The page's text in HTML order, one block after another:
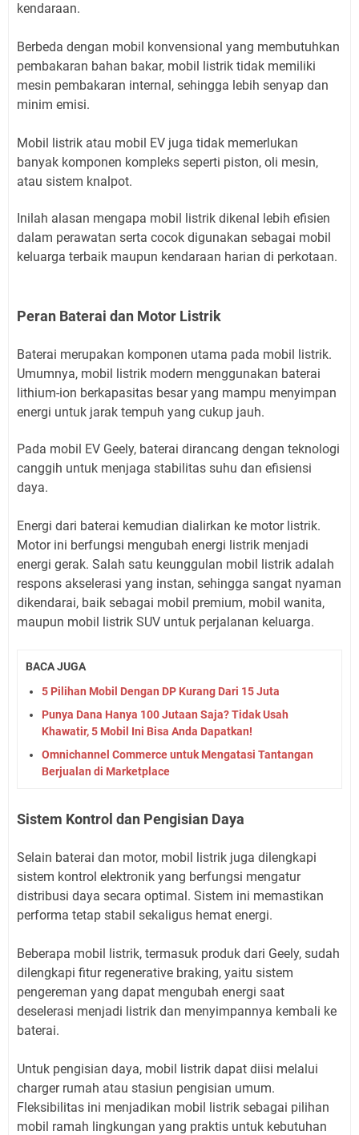
kendaraan.
Berbeda dengan mobil konvensional yang membutuhkan
pembakaran bahan bakar, mobil listrik tidak memiliki
mesin pembakaran internal, sehingga lebih senyap dan
minim emisi.
Mobil listrik atau mobil EV juga tidak memerlukan
banyak komponen kompleks seperti piston, oli mesin,
atau sistem knalpot.
Inilah alasan mengapa mobil listrik dikenal lebih efisien
dalam perawatan serta cocok digunakan sebagai mobil
keluarga terbaik maupun kendaraan harian di perkotaan.
Peran Baterai dan Motor Listrik
Baterai merupakan komponen utama pada mobil listrik.
Umumnya, mobil listrik modern menggunakan baterai
lithium-ion berkapasitas besar yang mampu menyimpan
energi untuk jarak tempuh yang cukup jauh.
Pada mobil EV Geely, baterai dirancang dengan teknologi
canggih untuk menjaga stabilitas suhu dan efisiensi
daya.
Energi dari baterai kemudian dialirkan ke motor listrik.
Motor ini berfungsi mengubah energi listrik menjadi
energi gerak. Salah satu keunggulan mobil listrik adalah
respons akselerasi yang instan, sehingga sangat nyaman
dikendarai, baik sebagai mobil premium, mobil wanita,
maupun mobil listrik SUV untuk perjalanan keluarga.
BACA JUGA
5 Pilihan Mobil Dengan DP Kurang Dari 15 Juta
Punya Dana Hanya 100 Jutaan Saja? Tidak Usah
Khawatir, 5 Mobil Ini Bisa Anda Dapatkan!
Omnichannel Commerce untuk Mengatasi Tantangan
Berjualan di Marketplace
Sistem Kontrol dan Pengisian Daya
Selain baterai dan motor, mobil listrik juga dilengkapi
sistem kontrol elektronik yang berfungsi mengatur
distribusi daya secara optimal. Sistem ini memastikan
performa tetap stabil sekaligus hemat energi.
Beberapa mobil listrik, termasuk produk dari Geely, sudah
dilengkapi fitur regenerative braking, yaitu sistem
pengereman yang dapat mengubah energi saat
deselerasi menjadi listrik dan menyimpannya kembali ke
baterai.
Untuk pengisian daya, mobil listrik dapat diisi melalui
charger rumah atau stasiun pengisian umum.
Fleksibilitas ini menjadikan mobil listrik sebagai pilihan
mobil ramah lingkungan yang praktis untuk kebutuhan